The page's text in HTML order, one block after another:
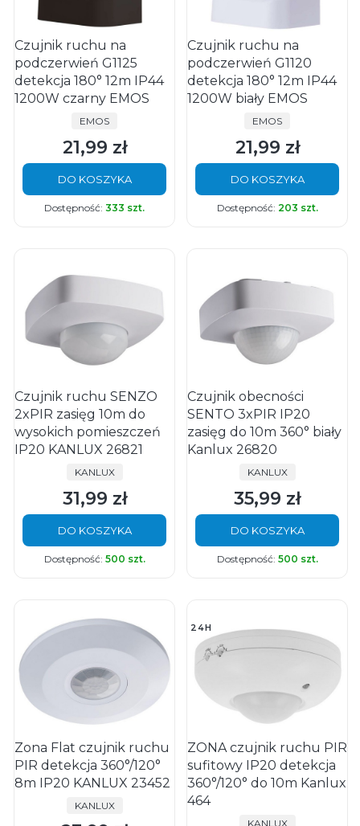
Czujnik ruchu na
podczerwień G1125
detekcja 180° 12m IP44
1200W czarny EMOS
PRODUCENT
EMOS
Cena
21,99 zł
DO KOSZYKA
Dostępność: 333 szt.
Czujnik ruchu na
podczerwień G1120
detekcja 180° 12m IP44
1200W biały EMOS
PRODUCENT
EMOS
Cena
21,99 zł
DO KOSZYKA
Dostępność: 203 szt.
Czujnik ruchu SENZO
2xPIR zasięg 10m do
wysokich pomieszczeń
IP20 KANLUX 26821
PRODUCENT
KANLUX
Cena
31,99 zł
DO KOSZYKA
Dostępność: 500 szt.
Czujnik obecności
SENTO 3xPIR IP20
zasięg do 10m 360° biały
Kanlux 26820
PRODUCENT
KANLUX
Cena
35,99 zł
DO KOSZYKA
Dostępność: 500 szt.
Zona Flat czujnik ruchu
PIR detekcja 360°/120°
8m IP20 KANLUX 23452
PRODUCENT
KANLUX
24H
ZONA czujnik ruchu PIR
sufitowy IP20 detekcja
360°/120° do 10m Kanlux
464
PRODUCENT
KANLUX